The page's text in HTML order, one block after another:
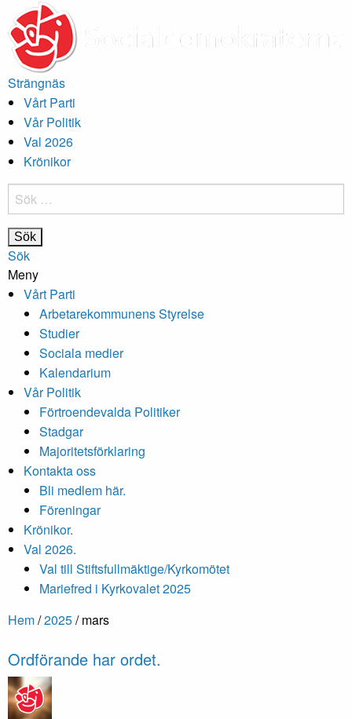
Strängnäs
Vårt Parti
Vår Politik
Val 2026
Krönikor
Sök
efter:
Sök
Meny
Vårt Parti
Arbetarekommunens Styrelse
Studier
Sociala medier
Kalendarium
Vår Politik
Förtroendevalda Politiker
Stadgar
Majoritetsförklaring
Kontakta oss
Bli medlem här.
Föreningar
Krönikor.
Val 2026.
Val till Stiftsfullmäktige/Kyrkomötet
Mariefred i Kyrkovalet 2025
Hem/2025/mars
Ordförande har ordet.